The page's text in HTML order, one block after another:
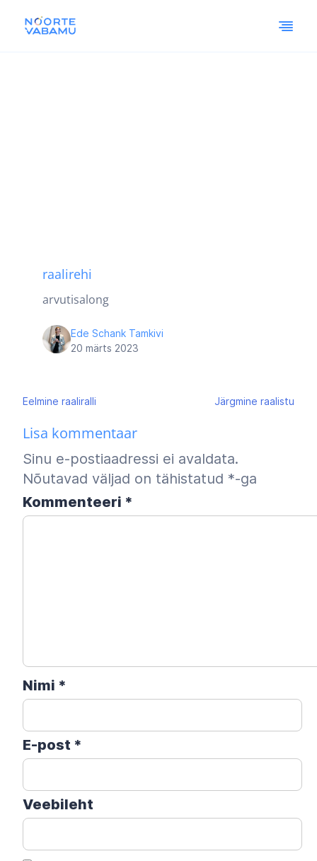
raalirehi
arvutisalong
Ede Schank Tamkivi
20 märts 2023
Navigeerimine
Eelmine raaliralli Järgmine raalistu
Lisa kommentaar
Sinu e-postiaadressi ei avaldata.
Nõutavad väljad on tähistatud *-ga
Kommenteeri *
Nimi *
E-post *
Veebileht